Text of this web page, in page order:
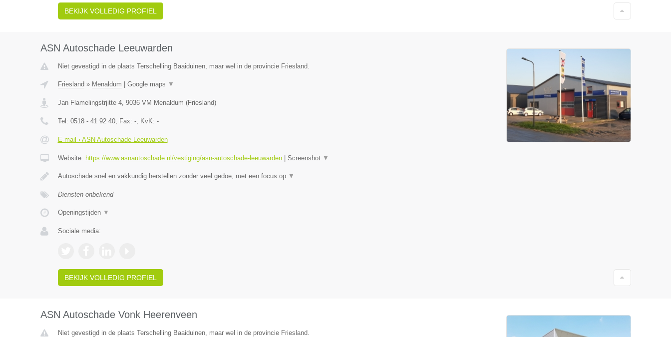
BEKIJK VOLLEDIG PROFIEL
ASN Autoschade Leeuwarden
Niet gevestigd in de plaats Terschelling Baaiduinen, maar wel in de provincie Friesland.
Friesland » Menaldum Google maps ▼
Jan Flamelingstrjitte 4, 9036 VM Menaldum (Friesland)
Tel: 0518 - 41 92 40, Fax: -, KvK: -
E-mail › ASN Autoschade Leeuwarden
Website: https://www.asnautoschade.nl/vestiging/asn-autoschade-leeuwarden| Screenshot ▼
Autoschade snel en vakkundig herstellen zonder veel gedoe, met een focus op ▼
Diensten onbekend
Openingstijden ▼
Sociale media:
BEKIJK VOLLEDIG PROFIEL
ASN Autoschade Vonk Heerenveen
Niet gevestigd in de plaats Terschelling Baaiduinen, maar wel in de provincie Friesland.